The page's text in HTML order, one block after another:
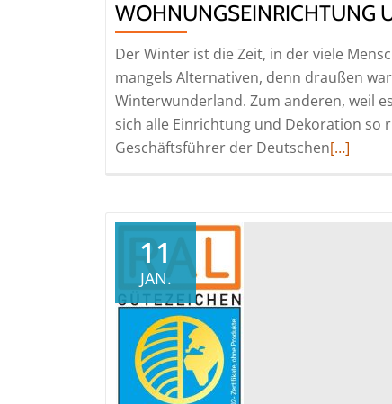
WOHNUNGSEINRICHTUNG
Der Winter ist die Zeit, in der viele
mangels Alternativen, denn draußen
Winterwunderland. Zum anderen, weil
sich alle Einrichtung und Dekoration so
Geschäftsführer der DeutschenRead
[…]
11
JAN.